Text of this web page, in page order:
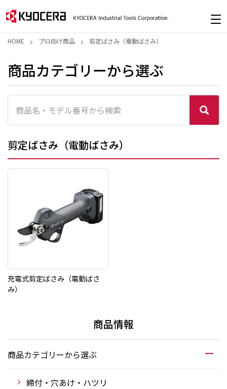
HOME プロ向け商品 剪定ばさみ（電動ばさみ）
商品カテゴリーから選ぶ
剪定ばさみ（電動ばさみ）
充電式剪定ばさみ（電動ばさ
み）
商品情報
商品カテゴリーから選ぶ
締付・穴あけ・ハツリ